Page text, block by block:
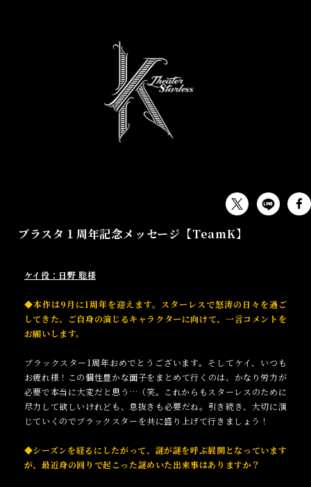
ブラスタ１周年記念メッセージ【TeamK】
ケイ役：日野 聡様
◆本作は9月に1周年を迎えます。スターレスで怒涛の日々を過ご
してきた、ご自身の演じるキャラクターに向けて、一言コメントを
お願いします。
ブラックスター1周年おめでとうございます。そしてケイ、いつも
お疲れ様！この個性豊かな面子をまとめて行くのは、かなり労力が
必要で本当に大変だと思う…（笑。これからもスターレスのために
尽力して欲しいけれども、息抜きも必要だね。引き続き、大切に演
じていくのでブラックスターを共に盛り上げて行きましょう！
◆シーズンを経るにしたがって、謎が謎を呼ぶ展開となっています
が、最近身の回りで起こった謎めいた出来事はありますか？